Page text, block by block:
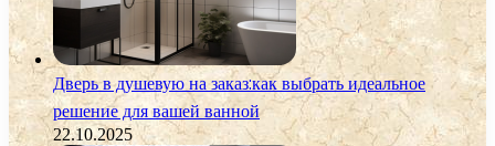
Дверь в душевую на заказ:как выбрать идеальное
решение для вашей ванной
22.10.2025